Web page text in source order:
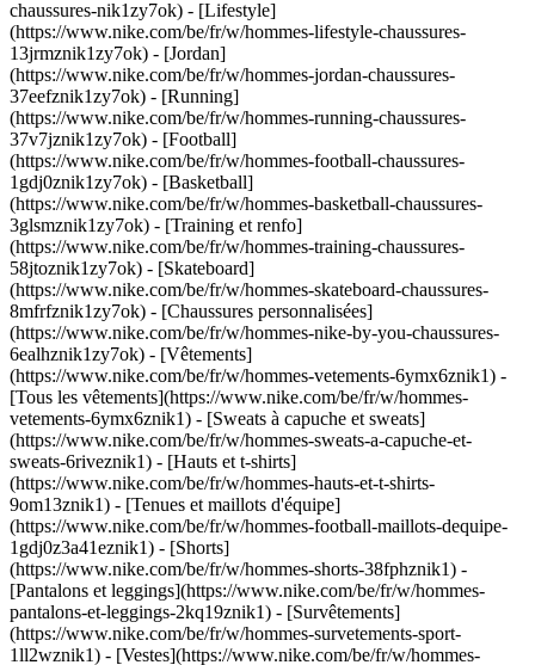
chaussures-nik1zy7ok) - [Lifestyle]
(https://www.nike.com/be/fr/w/hommes-lifestyle-chaussures-
13jrmznik1zy7ok) - [Jordan]
(https://www.nike.com/be/fr/w/hommes-jordan-chaussures-
37eefznik1zy7ok) - [Running]
(https://www.nike.com/be/fr/w/hommes-running-chaussures-
37v7jznik1zy7ok) - [Football]
(https://www.nike.com/be/fr/w/hommes-football-chaussures-
1gdj0znik1zy7ok) - [Basketball]
(https://www.nike.com/be/fr/w/hommes-basketball-chaussures-
3glsmznik1zy7ok) - [Training et renfo]
(https://www.nike.com/be/fr/w/hommes-training-chaussures-
58jtoznik1zy7ok) - [Skateboard]
(https://www.nike.com/be/fr/w/hommes-skateboard-chaussures-
8mfrfznik1zy7ok) - [Chaussures personnalisées]
(https://www.nike.com/be/fr/w/hommes-nike-by-you-chaussures-
6ealhznik1zy7ok) - [Vêtements]
(https://www.nike.com/be/fr/w/hommes-vetements-6ymx6znik1) -
[Tous les vêtements](https://www.nike.com/be/fr/w/hommes-
vetements-6ymx6znik1) - [Sweats à capuche et sweats]
(https://www.nike.com/be/fr/w/hommes-sweats-a-capuche-et-
sweats-6riveznik1) - [Hauts et t-shirts]
(https://www.nike.com/be/fr/w/hommes-hauts-et-t-shirts-
9om13znik1) - [Tenues et maillots d'équipe]
(https://www.nike.com/be/fr/w/hommes-football-maillots-dequipe-
1gdj0z3a41eznik1) - [Shorts]
(https://www.nike.com/be/fr/w/hommes-shorts-38fphznik1) -
[Pantalons et leggings](https://www.nike.com/be/fr/w/hommes-
pantalons-et-leggings-2kq19znik1) - [Survêtements]
(https://www.nike.com/be/fr/w/hommes-survetements-sport-
1ll2wznik1) - [Vestes](https://www.nike.com/be/fr/w/hommes-